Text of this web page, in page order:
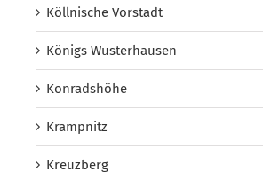
Köllnische Vorstadt
Königs Wusterhausen
Konradshöhe
Krampnitz
Kreuzberg